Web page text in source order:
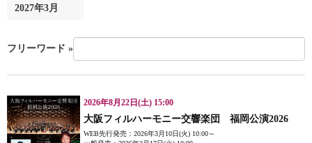
2027年3月
フリーワード »
2026年8月22日(土) 15:00
大阪フィルハーモニー交響楽団 福岡公演2026
WEB先行発売：2026年3月10日(火) 10:00～